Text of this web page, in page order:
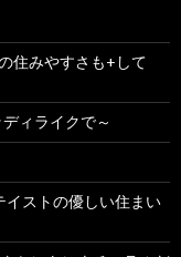
住みやすさも+して
ィライクで～
イストの優しい住まい